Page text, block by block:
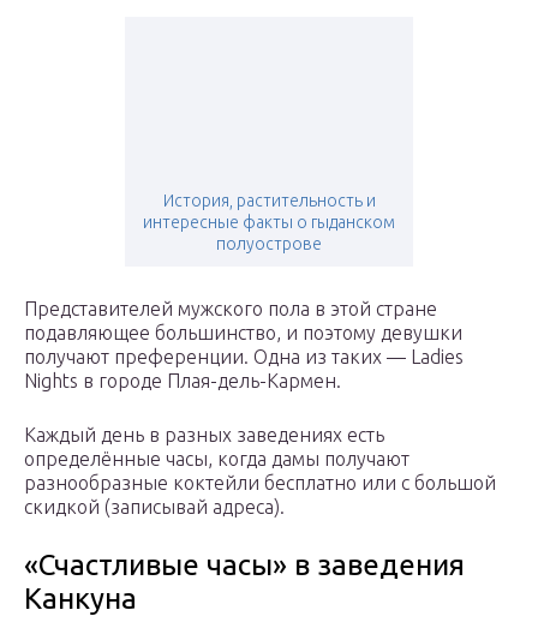
История, растительность и
интересные факты о гыданском
полуострове
Представителей мужского пола в этой стране
подавляющее большинство, и поэтому девушки
получают преференции. Одна из таких — Ladies
Nights в городе Плая-дель-Кармен.
Каждый день в разных заведениях есть
определённые часы, когда дамы получают
разнообразные коктейли бесплатно или с большой
скидкой (записывай адреса).
«Счастливые часы» в заведения
Канкуна